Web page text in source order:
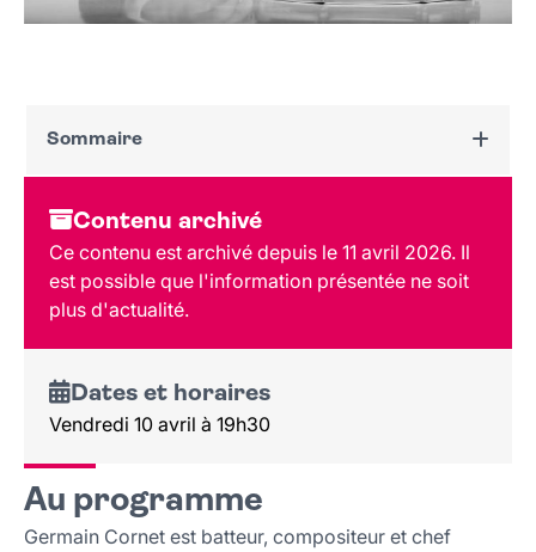
Sommaire
Dates et horaires
Au programme
Tarif et réservation
Lieu et contact
Contenu archivé
Ce contenu est archivé depuis le 11 avril 2026. Il
est possible que l'information présentée ne soit
plus d'actualité.
Dates et horaires
Vendredi 10 avril à 19h30
Au programme
Germain Cornet est batteur, compositeur et chef